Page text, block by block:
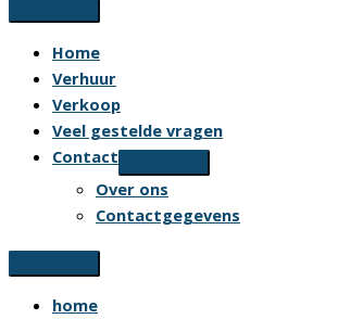
Home
Verhuur
Verkoop
Veel gestelde vragen
Contact
Over ons
Contactgegevens
home